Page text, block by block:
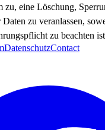
zu, eine Löschung,
zu veranlassen,
zu beachten
DatenschutzContact